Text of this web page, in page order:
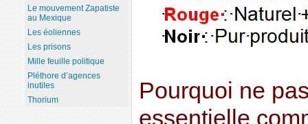
Pourquoi ne
essentielle
Le mouvement Zapatiste
au Mexique
Les éoliennes
Les prisons
Mille feuille politique
Pléthore d’agences
inutiles
Thorium